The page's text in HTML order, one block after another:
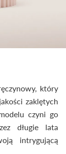
który
zaklętych
czyni go
długie lata
intrygującą